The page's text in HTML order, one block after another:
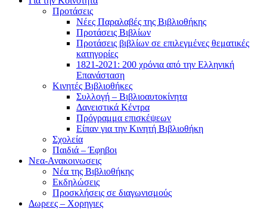
Προτάσεις
Νέες Παραλαβές της Βιβλιοθήκης
Προτάσεις Βιβλίων
Προτάσεις βιβλίων σε επιλεγμένες θεματικές
κατηγορίες
1821-2021: 200 χρόνια από την Ελληνική
Επανάσταση
Κινητές Βιβλιοθήκες
Συλλογή – Βιβλιοαυτοκίνητα
Δανειστικά Κέντρα
Πρόγραμμα επισκέψεων
Είπαν για την Κινητή Βιβλιοθήκη
Σχολεία
Παιδιά – Έφηβοι
Νεα-Ανακοινωσεις
Νέα της Βιβλιοθήκης
Εκδηλώσεις
Προσκλήσεις σε διαγωνισμούς
Δωρεες – Χορηγιες